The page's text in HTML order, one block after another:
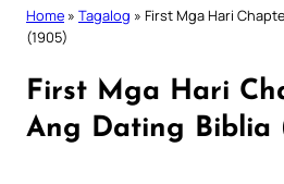
Home » Tagalog » First Mga Hari
(1905)
First Mga Hari
Ang Dating Biblia